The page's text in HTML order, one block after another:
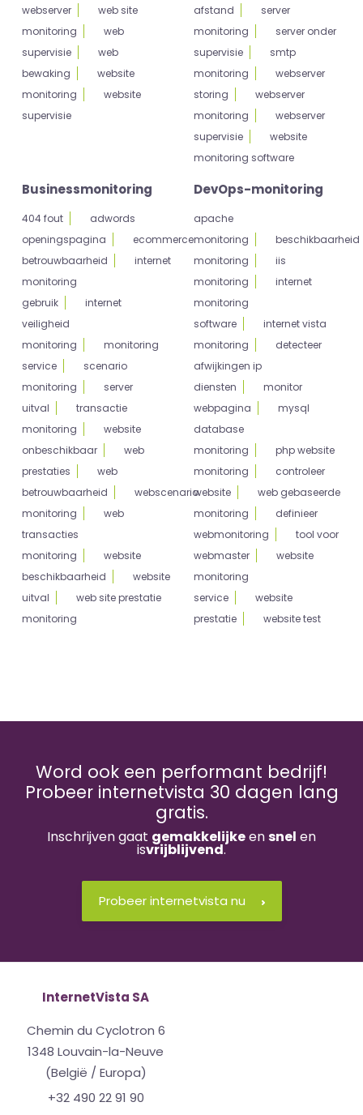
webserver
web site
monitoring
web
supervisie
web
bewaking
website
monitoring
website
supervisie
afstand
server
monitoring
server onder
supervisie
smtp
monitoring
webserver
storing
webserver
monitoring
webserver
supervisie
website
monitoring software
Businessmonitoring
404 fout
adwords
openingspagina
ecommerce
betrouwbaarheid
internet
monitoring
gebruik
internet
veiligheid
monitoring
monitoring
service
scenario
monitoring
server
uitval
transactie
monitoring
website
onbeschikbaar
web
prestaties
web
betrouwbaarheid
webscenario
monitoring
web
transacties
monitoring
website
beschikbaarheid
website
uitval
web site prestatie
monitoring
DevOps-monitoring
apache
monitoring
beschikbaarheid
monitoring
iis
monitoring
internet
monitoring
software
internet vista
monitoring
detecteer
afwijkingen ip
diensten
monitor
webpagina
mysql
database
monitoring
php website
monitoring
controleer
website
web gebaseerde
monitoring
definieer
webmonitoring
tool voor
webmaster
website
monitoring
service
website
prestatie
website test
Word ook een performant bedrijf!
Probeer internetvista 30 dagen lang
gratis.
Inschrijven gaat gemakkelijkeensnel en
isvrijblijvend.
Probeer internetvista nu
InternetVista SA
Chemin du Cyclotron 6
1348 Louvain-la-Neuve
(België / Europa)
+32 490 22 91 90